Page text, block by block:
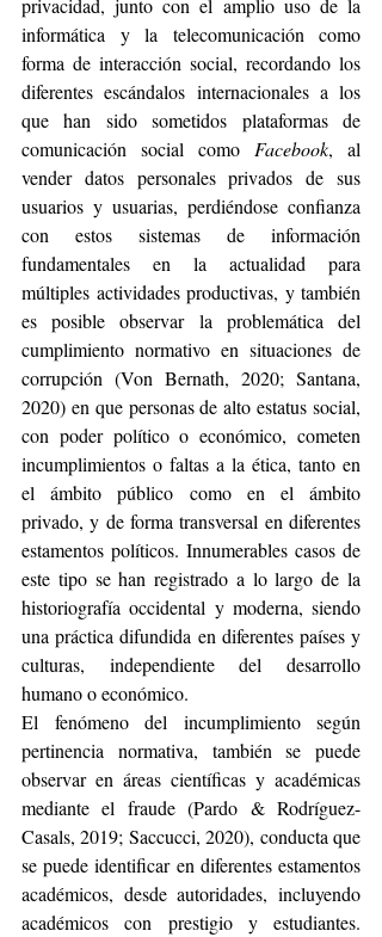
privacidad, junto con el amplio uso de la
informática y la telecomunicación como
forma de interacción social, recordando los
diferentes escándalos internacionales a los
que han sido sometidos plataformas de
comunicación social como Facebook, al
vender datos personales privados de sus
usuarios y usuarias, perdiéndose confianza
con estos sistemas de información
fundamentales en la actualidad para
múltiples actividades productivas, y también
es posible observar la problemática del
cumplimiento normativo en situaciones de
corrupción (Von Bernath, 2020; Santana,
2020) en que personas de alto estatus social,
con poder político o económico, cometen
incumplimientos o faltas a la ética, tanto en
el ámbito público como en el ámbito
privado, y de forma transversal en diferentes
estamentos políticos. Innumerables casos de
este tipo se han registrado a lo largo de la
historiografía occidental y moderna, siendo
una práctica difundida en diferentes países y
culturas, independiente del desarrollo
humano o económico.
El fenómeno del incumplimiento según
pertinencia normativa, también se puede
observar en áreas científicas y académicas
mediante el fraude (Pardo & Rodríguez-
Casals, 2019; Saccucci, 2020), conducta que
se puede identificar en diferentes estamentos
académicos, desde autoridades, incluyendo
académicos con prestigio y estudiantes.